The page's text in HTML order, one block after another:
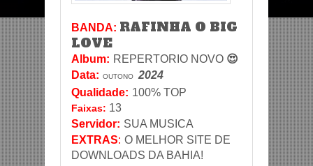
BANDA: RAFINHA O BIG
LOVE
Album: REPERTORIO NOVO 😍
Data: OUTONO 2024
Qualidade: 100% TOP
Faixas: 13
Servidor: SUA MUSICA
EXTRAS: O MELHOR SITE DE
DOWNLOADS DA BAHIA!